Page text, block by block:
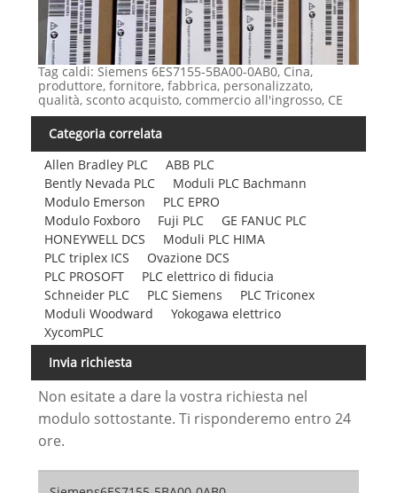
Tag caldi: Siemens 6ES7155-5BA00-0AB0, Cina,
produttore, fornitore, fabbrica, personalizzato,
qualità, sconto acquisto, commercio all'ingrosso, CE
Categoria correlata
Allen Bradley PLC
ABB PLC
Bently Nevada PLC
Moduli PLC Bachmann
Modulo Emerson
PLC EPRO
Modulo Foxboro
Fuji PLC
GE FANUC PLC
HONEYWELL DCS
Moduli PLC HIMA
PLC triplex ICS
Ovazione DCS
PLC PROSOFT
PLC elettrico di fiducia
Schneider PLC
PLC Siemens
PLC Triconex
Moduli Woodward
Yokogawa elettrico
XycomPLC
Invia richiesta
Non esitate a dare la vostra richiesta nel
modulo sottostante. Ti risponderemo entro 24
ore.